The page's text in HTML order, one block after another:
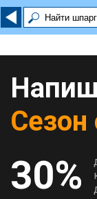
Сезон
30%